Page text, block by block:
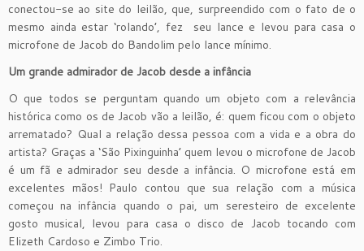
conectou-se ao site do leilão, que, surpreendido com o fato de o
mesmo ainda estar ‘rolando’, fez seu lance e levou para casa o
microfone de Jacob do Bandolim pelo lance mínimo.
Um grande admirador de Jacob desde a infância
O que todos se perguntam quando um objeto com a relevância
histórica como os de Jacob vão a leilão, é: quem ficou com o objeto
arrematado? Qual a relação dessa pessoa com a vida e a obra do
artista? Graças a ‘São Pixinguinha’ quem levou o microfone de Jacob
é um fã e admirador seu desde a infância. O microfone está em
excelentes mãos! Paulo contou que sua relação com a música
começou na infância quando o pai, um seresteiro de excelente
gosto musical, levou para casa o disco de Jacob tocando com
Elizeth Cardoso e Zimbo Trio.